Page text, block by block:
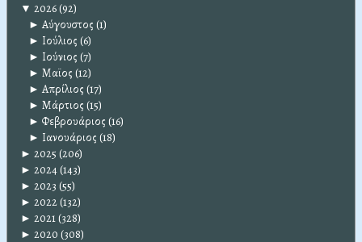
▼ 2026(92)
► Αύγουστος (1)
► Ιούλιος (6)
► Ιούνιος (7)
► Μαϊος (12)
► Απρίλιος (17)
► Μάρτιος (15)
► Φεβρουάριος (16)
► Ιανουάριος (18)
► 2025 (206)
► 2024(143)
► 2023 (55)
► 2022(132)
► 2021(328)
► 2020 (308)